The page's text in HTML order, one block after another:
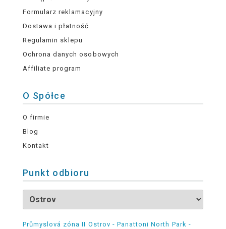
Formularz reklamacyjny
Dostawa i płatność
Regulamin sklepu
Ochrona danych osobowych
Affiliate program
O Spółce
O firmie
Blog
Kontakt
Punkt odbioru
Průmyslová zóna II Ostrov - Panattoni North Park -